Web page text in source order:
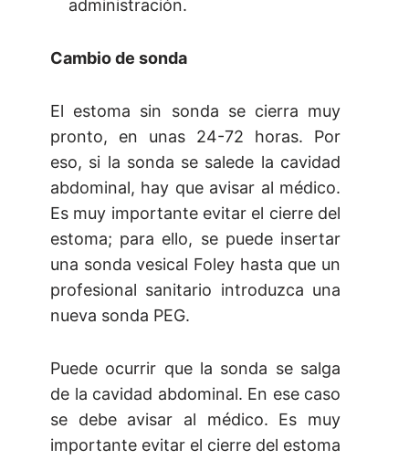
administración.
Cambio de sonda
El estoma sin sonda se cierra muy
pronto, en unas 24-72 horas. Por
eso, si la sonda se salede la cavidad
abdominal, hay que avisar al médico.
Es muy importante evitar el cierre del
estoma; para ello, se puede insertar
una sonda vesical Foley hasta que un
profesional sanitario introduzca una
nueva sonda PEG.
Puede ocurrir que la sonda se salga
de la cavidad abdominal. En ese caso
se debe avisar al médico. Es muy
importante evitar el cierre del estoma